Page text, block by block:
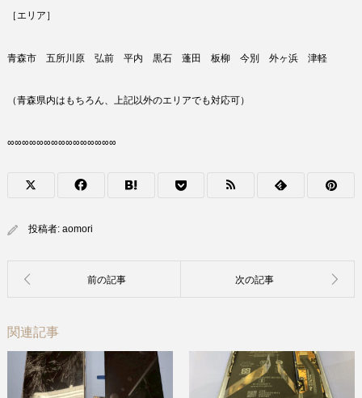
［エリア］
青森市 五所川原 弘前 平内 黒石 蓬田 板柳 今別 外ヶ浜 津軽
（青森県内はもちろん、上記以外のエリアでも対応可）
∞∞∞∞∞∞∞∞∞∞∞∞∞∞∞
投稿者: aomori
関連記事